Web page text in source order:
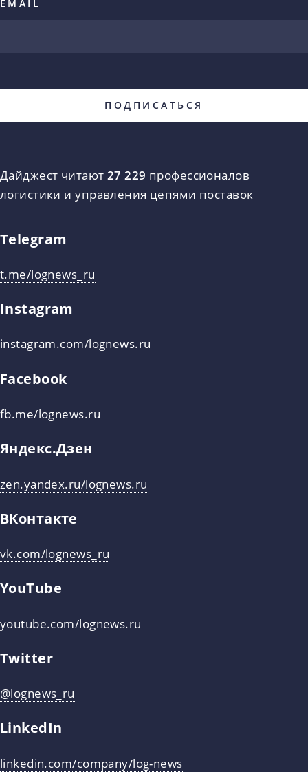
EMAIL
Дайджест читают 27 229 профессионалов
логистики и управления цепями поставок
Telegram
t.me/lognews_ru
Instagram
instagram.com/lognews.ru
Facebook
fb.me/lognews.ru
Яндекс.Дзен
zen.yandex.ru/lognews.ru
ВКонтакте
vk.com/lognews_ru
YouTube
youtube.com/lognews.ru
Twitter
@lognews_ru
LinkedIn
linkedin.com/company/log-news